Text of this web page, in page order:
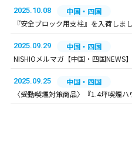
2025.10.08
中国・四国
『安全ブロック用支柱』を入荷しま
2025.09.29
中国・四国
NISHIOメルマガ【中国・四国NEWS
2025.09.25
中国・四国
〈受動喫煙対策商品〉『1.4坪喫煙